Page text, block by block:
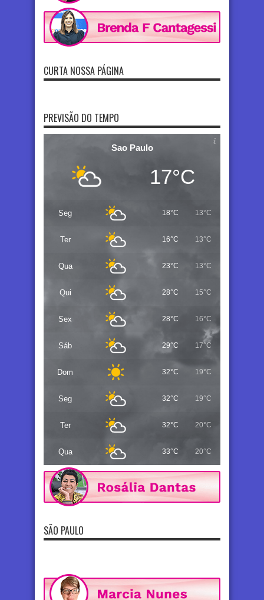
CURTA NOSSA PÁGINA
PREVISÃO DO TEMPO
Sao Paulo
17°C
Seg 18°C 13°C
Ter 16°C 13°C
Qua 23°C 13°C
Qui 28°C 15°C
Sex 28°C 16°C
Sáb 29°C 17°C
Dom 32°C 19°C
Seg 32°C 19°C
Ter 32°C 20°C
Qua 33°C 20°C
SÃO PAULO